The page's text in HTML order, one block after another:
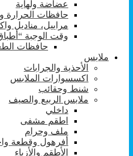
عضاضة ولهاية
حافظات الحرارة
مراييل، مناديل
وقت الوجبة
حافظات
ملابس
الأحذية والجرابات
اكسسوارات الملابس
شنط وحقائب
ملابس الربيع والصيف
داخلي
اطقم مشفى
ملف وحرام
أفرهول وقطعة
الأطقم والأزياء